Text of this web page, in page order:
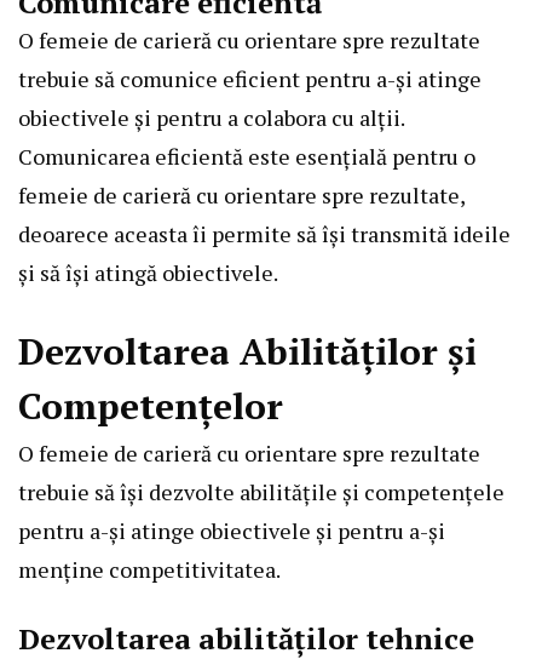
O femeie de carieră cu orientare spre rezultate
trebuie să comunice eficient pentru a-și atinge
obiectivele și pentru a colabora cu alții.
Comunicarea eficientă este esențială pentru o
femeie de carieră cu orientare spre rezultate,
deoarece aceasta îi permite să își transmită ideile
și să își atingă obiectivele.
Dezvoltarea Abilităților și
Competențelor
O femeie de carieră cu orientare spre rezultate
trebuie să își dezvolte abilitățile și competențele
pentru a-și atinge obiectivele și pentru a-și
menține competitivitatea.
Dezvoltarea abilităților tehnice